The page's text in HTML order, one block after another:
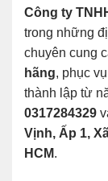
Công ty
trong những
chuyên cung
hãng, phục
thành lập từ
0317284329
Vịnh, Ấp 1,
HCM.